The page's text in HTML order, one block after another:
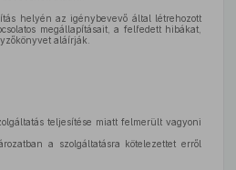
helyén az igénybevevő által létrehozott
megállapításait, a felfedett hibákat,
aláírják.
teljesítése miatt felmerült vagyoni
a szolgáltatásra kötelezettet erről